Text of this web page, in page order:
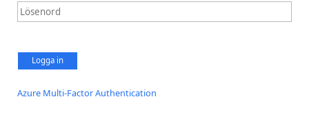
Logga in
Azure Multi-Factor Authentication